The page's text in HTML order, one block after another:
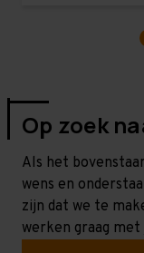
Op zoek
Als het
wens en
zijn dat we te
werken graag met